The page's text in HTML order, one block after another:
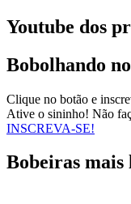
Youtube dos
Bobolhando
Clique no botão e
Ative o sininho! Não
INSCREVA-SE!
Bobeiras mais